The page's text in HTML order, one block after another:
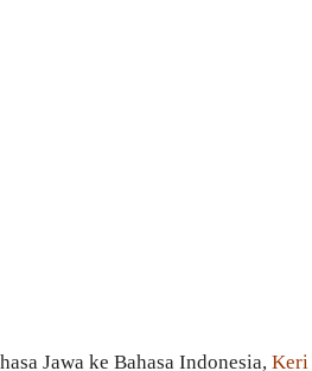
Jawa ke Bahasa Indonesia, Keri